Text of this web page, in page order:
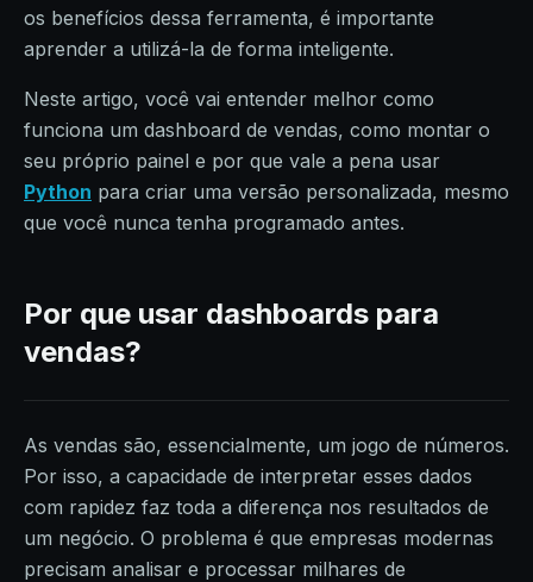
os benefícios dessa ferramenta, é importante
aprender a utilizá-la de forma inteligente.
Neste artigo, você vai entender melhor como
funciona um dashboard de vendas, como montar o
seu próprio painel e por que vale a pena usar
Python para criar uma versão personalizada, mesmo
que você nunca tenha programado antes.
Por que usar dashboards para
vendas?
As vendas são, essencialmente, um jogo de números.
Por isso, a capacidade de interpretar esses dados
com rapidez faz toda a diferença nos resultados de
um negócio. O problema é que empresas modernas
precisam analisar e processar milhares de